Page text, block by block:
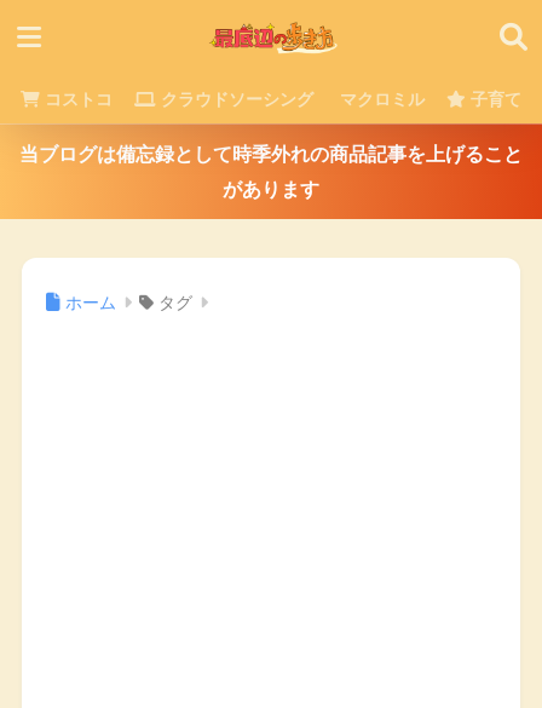
コストコ クラウドソーシング マクロミル 子育て
当ブログは備忘録として時季外れの商品記事を上げること
があります
ホーム タグ